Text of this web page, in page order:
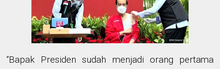
“Bapak Presiden sudah menjadi orang pertama